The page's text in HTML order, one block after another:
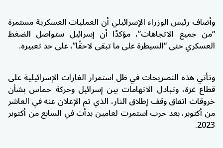
وأضاف رئيس الوزراء الإسرائيلي أن العمليات العسكرية مستمرة
“من جميع الاتجاهات”، مؤكدًا أن إسرائيل ستواصل الضغط
العسكري حتى “السيطرة على ما تبقى لاحقًا”، على حد تعبيره.
وتأتي هذه التصريحات في ظل استمرار الغارات الإسرائيلية على
قطاع غزة، وتبادل الاتهامات بين إسرائيل وحركة حماس بشأن
خروقات اتفاق وقف إطلاق النار، الذي تم الإعلان عنه في العاشر
من أكتوبر، بعد حرب استمرت لعامين بدأت في السابع من أكتوبر
2023.